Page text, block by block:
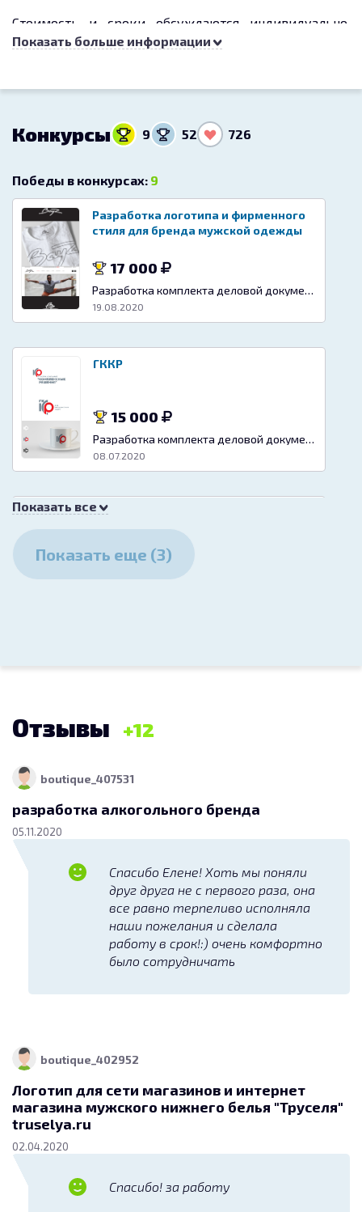
Стоимость и сроки обсуждаются индивидуально,
после ознакомления с конкретным заданием.
заказчика по проекту - все обсуждения только по
Во избежании мошенничества - работа
исключительно по предоплате или через сервис
Показать больше информации
Конкурсы 9 52 726
Победы в конкурсах: 9
Разработка логотипа и фирменного
стиля для бренда мужской одежды
17 000
Разработка комплекта деловой документации (логотипа, фирменного знака)
19.08.2020
ГККР
15 000
Разработка комплекта деловой документации (логотипа, фирменного знака)
08.07.2020
Логотип и фирменный стиль для
издательства настольных игр
15 000
Разработка логотипа, фирменного знака
Требуется создать логотип для
водопроводной воды (водоматов)
Разработка комплекта деловой документации (логотипа, фирменного знака)
Логотип для вывески магазина
Показать все
Показать еще (3)
Отзывы 12
boutique_407531
разработка алкогольного бренда
05.11.2020
Спасибо Елене! Хоть мы поняли
друг друга не с первого раза, она
все равно терпеливо исполняла
наши пожелания и сделала
работу в срок!:) очень комфортно
было сотрудничать
boutique_402952
Логотип для сети магазинов и интернет
магазина мужского нижнего белья "Труселя"
truselya.ru
02.04.2020
Спасибо! за работу